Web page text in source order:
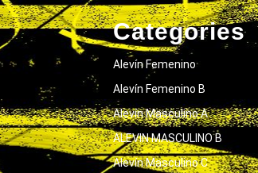
Categories
Alevín Femenino
Alevín Femenino B
Alevín Masculino A
ALEVIN MASCULINO B
Alevín Masculino C